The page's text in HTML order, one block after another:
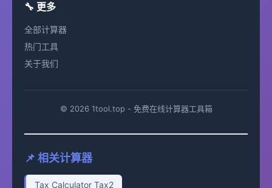
🔧 更多
全部计算器
热门工具
关于我们
© 2026 1tool.top - 免费在线计算器工具箱
📌 相关计算器
Tax Calculator Tax2